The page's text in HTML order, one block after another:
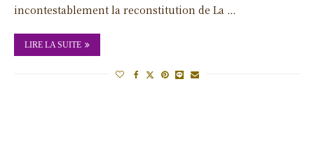
incontestablement la reconstitution de La …
LIRE LA SUITE